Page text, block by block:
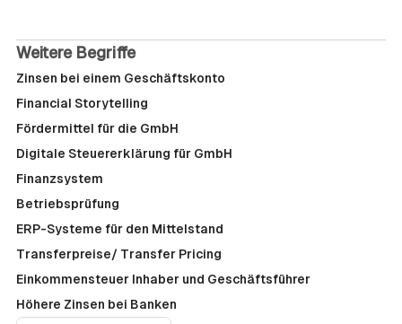
Weitere Begriffe
Zinsen bei einem Geschäftskonto
Financial Storytelling
Fördermittel für die GmbH
Digitale Steuererklärung für GmbH
Finanzsystem
Betriebsprüfung
ERP-Systeme für den Mittelstand
Transferpreise/ Transfer Pricing
Einkommensteuer Inhaber und Geschäftsführer
Höhere Zinsen bei Banken